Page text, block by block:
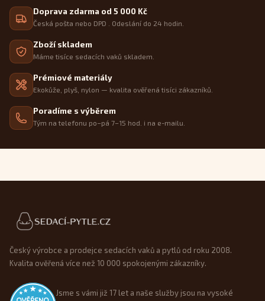
Doprava zdarma od 5 000 Kč
Česká pošta nebo DPD . Odeslání do 24 hodin.
Zboží skladem
Máme tisíce sedacích vaků skladem.
Prémiové materiály
Ekokůže, plyš, nylon — kvalita ověřená tisíci zákazníků.
Poradíme s výběrem
Tým na telefonu po–pá 7–15 hod. i na e-mailu.
Patička webu
Český výrobce a prodejce sedacích vaků a pytlů od roku 2008.
Kvalita ověřená více než 10 000 spokojenými zákazníky.
Jsme s vámi již 17 let a naše služby jsou na vysoké